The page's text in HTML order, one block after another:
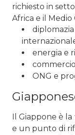
richiesto in
Africa e il
energia e
ONG e
Il Giappone è la
e un punto di